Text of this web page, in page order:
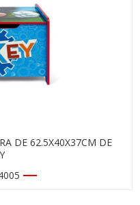
DE 62.5X40X37CM DE